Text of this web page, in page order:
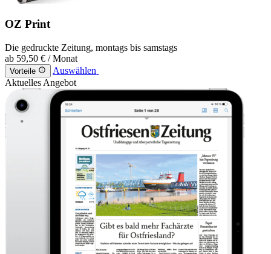
OZ Print
Die gedruckte Zeitung, montags bis samstags
ab 59,50 € / Monat
Vorteile
Auswählen
Aktuelles Angebot